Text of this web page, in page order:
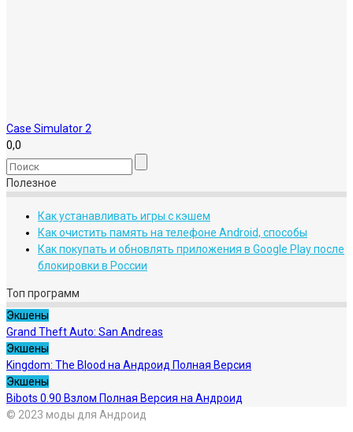
Case Simulator 2
0,0
Полезное
Как устанавливать игры с кэшем
Как очистить память на телефоне Android, способы
Как покупать и обновлять приложения в Google Play после
блокировки в России
Топ программ
Экшены
Grand Theft Auto: San Andreas
Экшены
Kingdom: The Blood на Андроид Полная Версия
Экшены
Bibots 0.90 Взлом Полная Версия на Андроид
© 2023 моды для Андроид